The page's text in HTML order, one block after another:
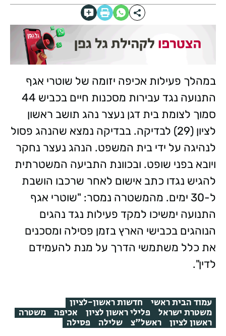
במהלך פעילות אכיפה יזומה של שוטרי אגף
התנועה נגד עבירות מסכנות חיים בכביש 44
סמוך לצומת בית דגן נעצר נהג תושב ראשון
לציון (29) לבדיקה. בבדיקה נמצא שהנהג פסול
לנהיגה על ידי בית המשפט. הנהג נעצר נחקר
ויובא בפני שופט. ובכוונת התביעה המשטרתית
להגיש נגדו כתב אישום לאחר שרכבו הושבת
ל-30 ימים. מהמשטרה נמסר: "שוטרי אגף
התנועה ימשיכו למקד פעילות נגד נהגים
הנוהגים בכבישי הארץ בזמן פסילה ומסכנים
את כלל משתמשי הדרך על מנת להעמידם
לדין".
עמוד הבית ראשי חדשות ראשון-לציון
משטרת ישראל פלילי ראשון לציון אכיפה משטרה
ראשון לציון ראשל"צ שלילה פסילה